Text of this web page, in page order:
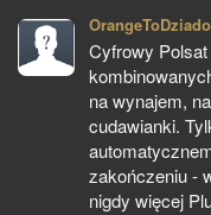
Cyfrowy
na wynajem,
cudawianki.
zakończeniu -
nigdy więcej